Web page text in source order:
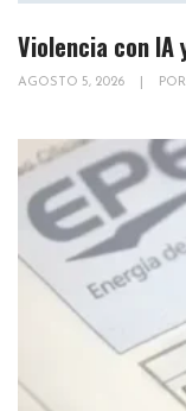
Violencia con IA
AGOSTO 5, 2026 POR